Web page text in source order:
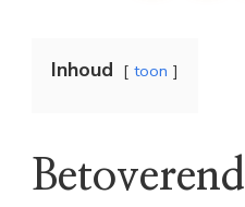
Inhoud toon
Betoverend